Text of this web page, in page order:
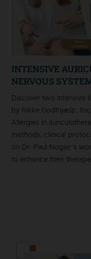
INTENSIVE
NERVOUS
Discover two intensive
by Rikke Godthjælp,
Allergies in
methods, clinical
on Dr. Paul Nogier’s
to enhance their